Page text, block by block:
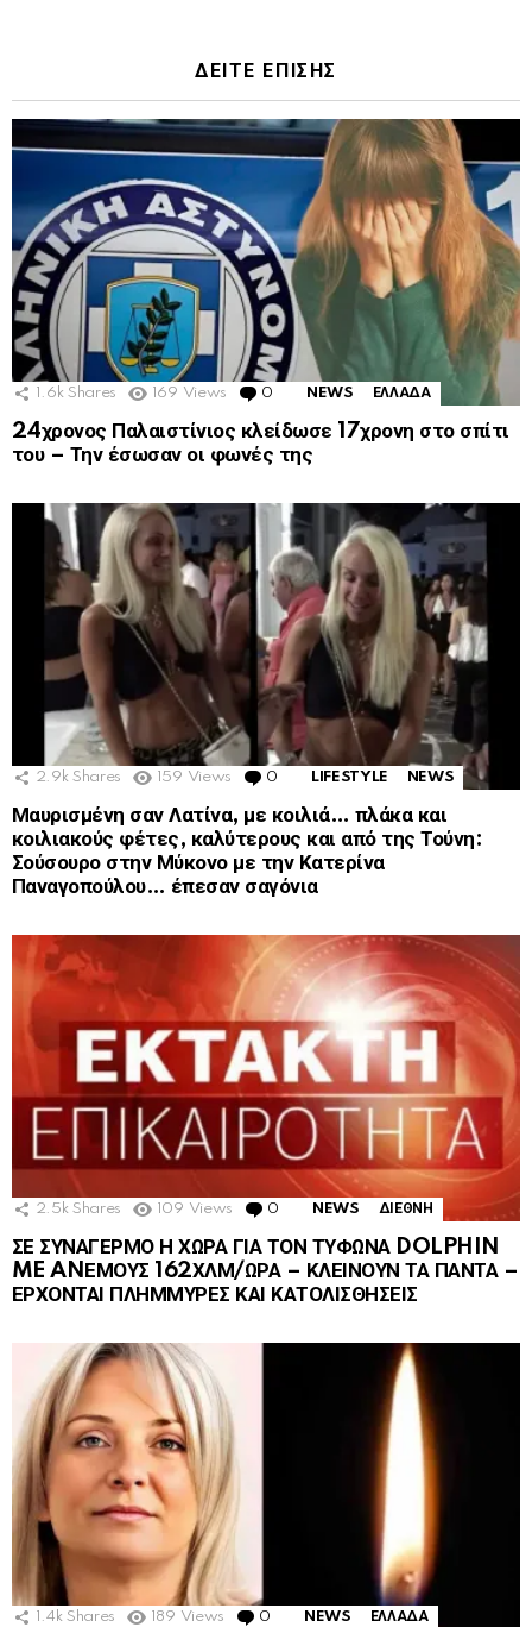
ΔΕΙΤΕ ΕΠΙΣΗΣ
1.6k Shares 169 Views 0 Comments
NEWS ΕΛΛΑΔΑ
24χρονος Παλαιστίνιος κλείδωσε 17χρονη στο σπίτι
του – Την έσωσαν οι φωνές της
2.9k Shares 159 Views 0 Comments
LIFESTYLE NEWS
Μαυρισμένη σαν Λατίνα, με κοιλιά… πλάκα και
κοιλιακούς φέτες, καλύτερους και από της Τούνη:
Σούσουρο στην Μύκονο με την Κατερίνα
Παναγοπούλου… έπεσαν σαγόνια
2.5k Shares 109 Views 0 Comments
NEWS ΔΙΕΘΝΗ
ΣΕ ΣΥΝΑΓΕΡΜΟ Η ΧΩΡΑ ΓΙΑ ΤΟΝ ΤΥΦΩΝΑ DOLPHIN
ME ANΕΜΟΥΣ 162ΧΛΜ/ΩΡΑ – ΚΛΕΙΝΟΥΝ ΤΑ ΠΑΝΤΑ –
ΕΡΧΟΝΤΑΙ ΠΛΗΜΜΥΡΕΣ ΚΑΙ ΚΑΤΟΛΙΣΘΗΣΕΙΣ
1.4k Shares 189 Views 0 Comments
NEWS ΕΛΛΑΔΑ